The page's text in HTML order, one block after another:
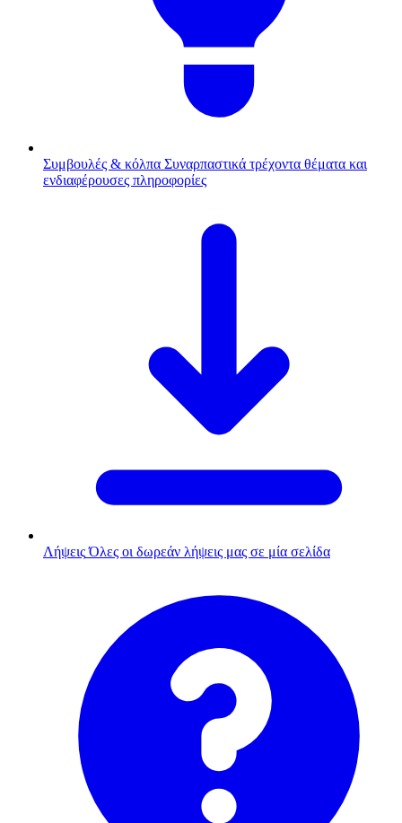
Συμβουλές & κόλπα Συναρπαστικά τρέχοντα θέματα και
ενδιαφέρουσες πληροφορίες
Λήψεις Όλες οι δωρεάν λήψεις μας σε μία σελίδα